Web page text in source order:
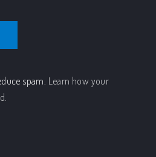
spam. Learn how your